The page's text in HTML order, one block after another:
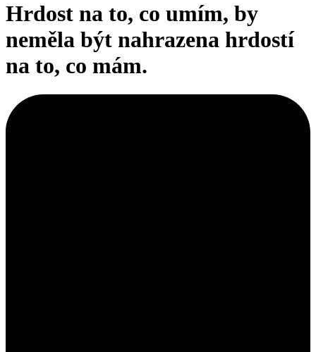
Hrdost na to, co umím, by
neměla být nahrazena hrdostí
na to, co mám.